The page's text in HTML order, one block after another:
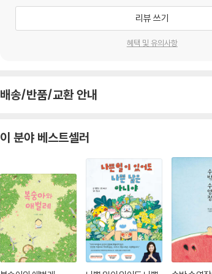
리뷰 쓰기
혜택 및 유의사항
배송/반품/교환 안내
이 분야 베스트셀러